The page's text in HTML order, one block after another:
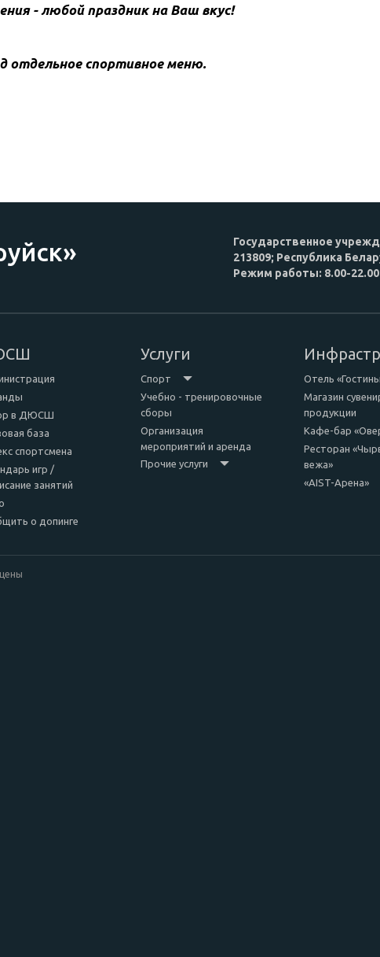
- любой праздник на Ваш вкус!
отдельное спортивное меню.
Государственное
213809; Республика
Режим работы: 8.00-22.00
в ДЮСШ
база
спортсмена
игр /
занятий
о допинге
Услуги
Спорт
Учебно - тренировочные
сборы
Организация
мероприятий и аренда
Прочие услуги
Отель
Магазин
продукции
Кафе-бар
Ресторан
вежа»
«AIST-Арена»